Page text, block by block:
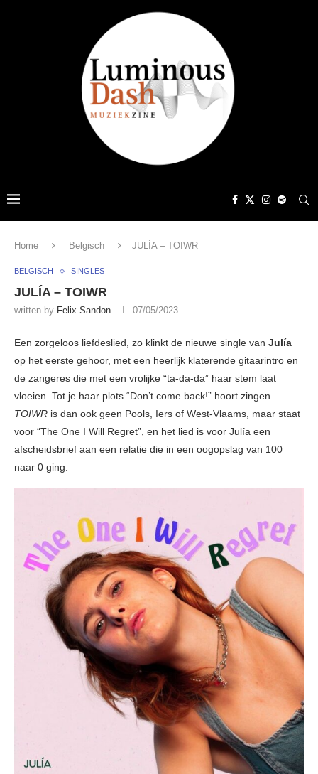
Home Belgisch JULÍA – TOIWR
BELGISCH SINGLES
JULÍA – TOIWR
written by Felix Sandon 07/05/2023
Een zorgeloos liefdeslied, zo klinkt de nieuwe single van Julía
op het eerste gehoor, met een heerlijk klaterende gitaarintro en
de zangeres die met een vrolijke “ta-da-da” haar stem laat
vloeien. Tot je haar plots “Don’t come back!” hoort zingen.
TOIWR is dan ook geen Pools, Iers of West-Vlaams, maar staat
voor “The One I Will Regret”, en het lied is voor Julía een
afscheidsbrief aan een relatie die in een oogopslag van 100
naar 0 ging.